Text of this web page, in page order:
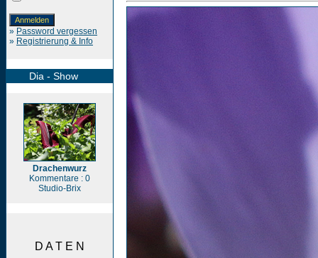
» Password vergessen
» Registrierung & Info
Dia - Show
Drachenwurz
Kommentare : 0
Studio-Brix
D A T E N